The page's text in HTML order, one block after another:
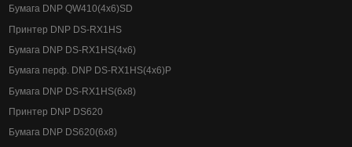
Бумага DNP QW410(4x6)SD
Принтер DNP DS-RX1HS
Бумага DNP DS-RX1HS(4x6)
Бумага перф. DNP DS-RX1HS(4x6)P
Бумага DNP DS-RX1HS(6x8)
Принтер DNP DS620
Бумага DNP DS620(6x8)